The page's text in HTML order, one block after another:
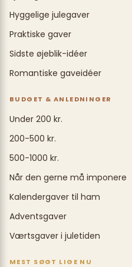
Hyggelige julegaver
Praktiske gaver
Sidste øjeblik-idéer
Romantiske gaveidéer
BUDGET & ANLEDNINGER
Under 200 kr.
200-500 kr.
500-1000 kr.
Når den gerne må imponere
Kalendergaver til ham
Adventsgaver
Værtsgaver i juletiden
MEST SØGT LIGE NU